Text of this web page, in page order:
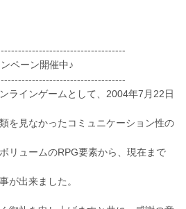
ペーン開催中♪
ラインゲームとして、2004年7月22日
を見なかったコミュニケーション性の
リュームのRPG要素から、現在まで
が出来ました。